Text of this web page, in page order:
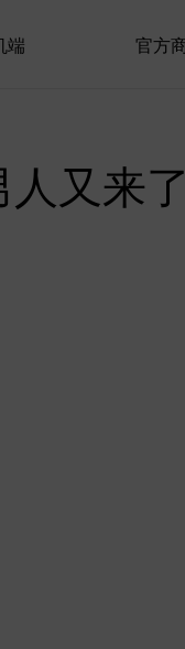
端 官方
人又来